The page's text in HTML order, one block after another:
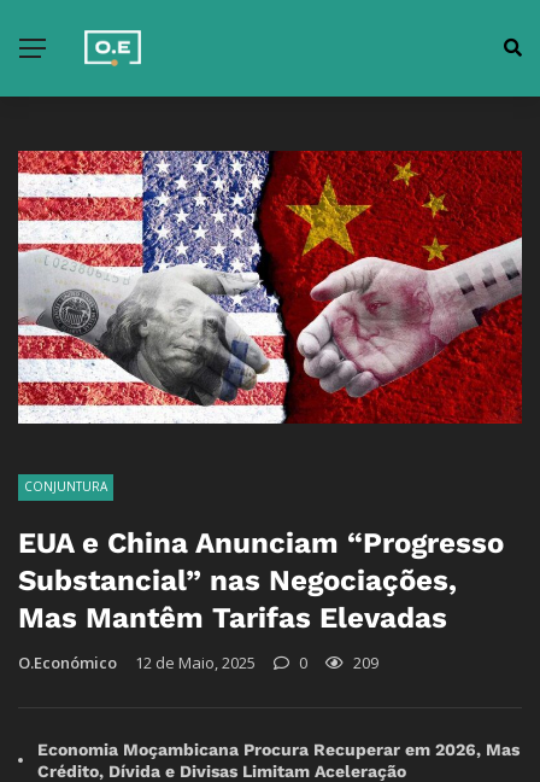
CONJUNTURA
EUA e China Anunciam “Progresso
Substancial” nas Negociações,
Mas Mantêm Tarifas Elevadas
O.Económico 12 de Maio, 2025 0 209
Economia Moçambicana Procura Recuperar em 2026, Mas
Crédito, Dívida e Divisas Limitam Aceleração